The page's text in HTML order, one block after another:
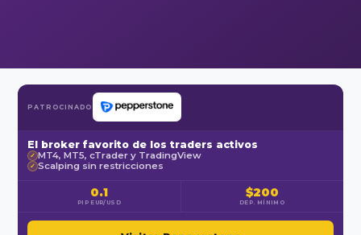
PATROCINADO
El broker favorito de los traders activos
✓ MT4, MT5, cTrader y TradingView
✓ Scalping sin restricciones
0.1
PIP EUR/USD
$200
DEP. MÍNIMO